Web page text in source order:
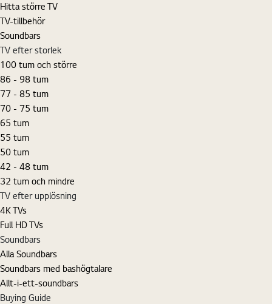
Hitta större TV
TV-tillbehör
Soundbars
TV efter storlek
100 tum och större
86 - 98 tum
77 - 85 tum
70 - 75 tum
65 tum
55 tum
50 tum
42 - 48 tum
32 tum och mindre
TV efter upplösning
4K TVs
Full HD TVs
Soundbars
Alla Soundbars
Soundbars med bashögtalare
Allt-i-ett-soundbars
Buying Guide